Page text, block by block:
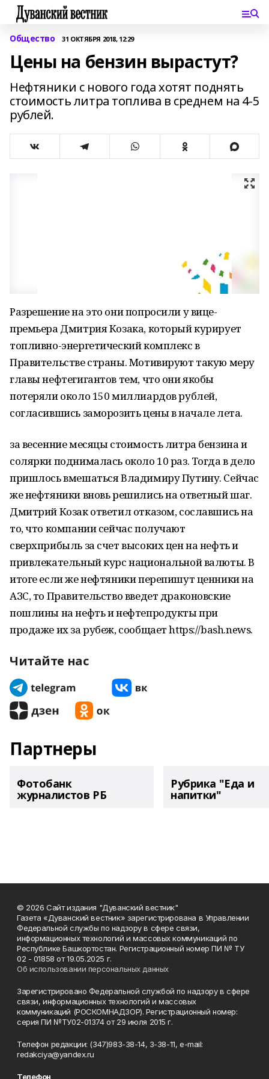
Общество 31 ОКТЯБРЯ 2018, 12:29
Цены на бензин вырастут?
Нефтяники с нового года хотят поднять
стоимость литра топлива в среднем на 4-5
рублей.
Разрешение на это они попросили у вице-
премьера Дмитрия Козака, который курирует
топливно-энергетический комплекс в
Правительстве страны. Мотивируют такую меру
главы нефтегигантов тем, что они якобы
потеряли около 150 миллиардов рублей,
согласившись заморозить цены в начале лета.
за весенние месяцы стоимость литра бензина и
солярки поднималась около 10 раз. Тогда в дело
пришлось вмешаться Владимиру Путину. Сейчас
же нефтяники вновь решились на ответный шаг.
Дмитрий Козак ответил отказом, сославшись на
то, что компании сейчас получают
сверхприбыль за счет высоких цен на нефть и
привлекательный курс национальной валюты. В
итоге если же нефтяники перепишут ценники на
АЗС, то Правительство введет драконовские
пошлины на нефть и нефтепродукты при
продаже их за рубеж, сообщает https://bash.news.
Читайте нас
Партнеры
Фотобанк
журналистов РБ
Рубрика "Еда и
напитки"
© 2026 Сайт издания "Дуванский вестник"
Газета «Дуванский вестник» зарегистрирована в Управлении
Федеральной службы по надзору в сфере связи,
информационных технологий и массовых коммуникаций по
Республике Башкортостан. Регистрационный номер ПИ № ТУ
02 - 01858 от 19.05.2025 г.
Об использовании персональных данных
Зарегистрировано Федеральной службой по надзору в сфере
связи, информационных технологий и массовых
коммуникаций (РОСКОМНАДЗОР). Регистрационный номер:
серия ПИ №ТУ02-01374 от 29 июля 2015 г.
Телефон редакции: (347)983-38-14, 3-38-11, e-mail:
redakciya@yandex.ru
Телефон